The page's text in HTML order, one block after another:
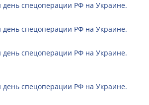
день спецоперации РФ на Украине.
день спецоперации РФ на Украине.
день спецоперации РФ на Украине.
день спецоперации РФ на Украине.